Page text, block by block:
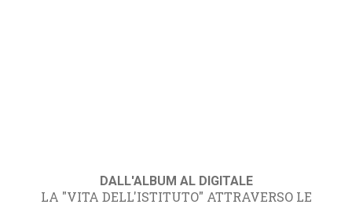
DALL'ALBUM AL DIGITALE
LA "VITA DELL'ISTITUTO" ATTRAVERSO LE